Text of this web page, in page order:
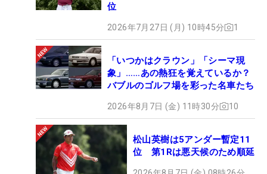
位
2026年7月27日 (月) 10時45分 1
「いつかはクラウン」「シーマ現
象」……あの熱狂を覚えているか？
バブルのゴルフ場を彩った名車たち
2026年8月7日 (金) 11時30分 10
松山英樹は5アンダー暫定11
位 第1Rは悪天候のため順延